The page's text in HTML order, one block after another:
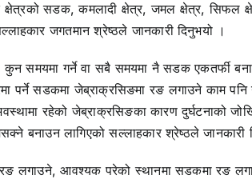
सडक, कमलादी क्षेत्र, जमल क्षेत्र, सिफल
जगतमान श्रेष्ठले जानकारी दिनुभयो ।
कुन समयमा गर्ने वा सबै समयमा नै सडक एकतर्फी
पर्ने सडकमा जेब्राक्रसिङमा रङ लगाउने काम
रहेको जेब्राक्रसिङका कारण दुर्घटनाको
बनाउन लागिएको सल्लाहकार श्रेष्ठले जानकारी
लगाउने, आवश्यक परेको स्थानमा सडकमा रङ